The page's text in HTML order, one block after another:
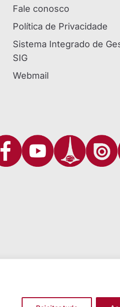
Fale conosco
Política de Privacidade
Sistema Integrado de
SIG
Webmail